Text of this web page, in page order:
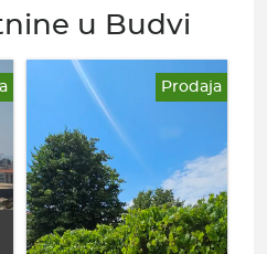
u Budvi
Prodaja